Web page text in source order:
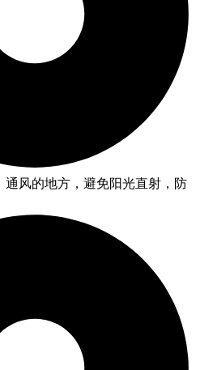
通风的地方，避免阳光直射，防